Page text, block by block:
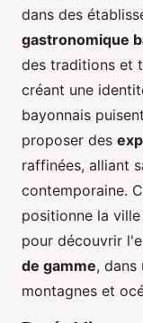
dans des
gastronomique
des traditions et
créant une
bayonnais
proposer des
raffinées, alliant
contemporaine.
positionne la
pour découvrir
de gamme, dans
montagnes et